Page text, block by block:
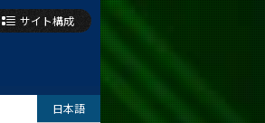
サイト構成
日本語